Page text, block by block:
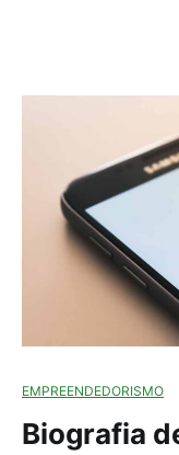
EMPREENDEDORISMO
Biografia